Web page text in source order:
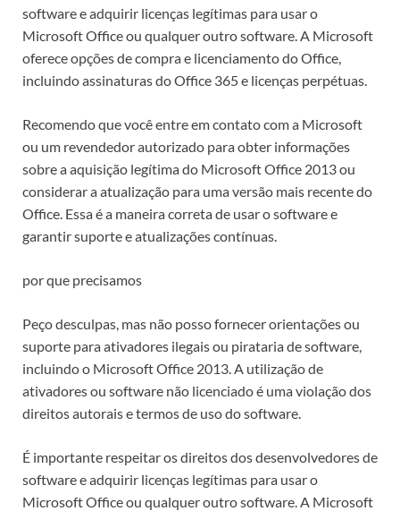
software e adquirir licenças legítimas para usar o
Microsoft Office ou qualquer outro software. A Microsoft
oferece opções de compra e licenciamento do Office,
incluindo assinaturas do Office 365 e licenças perpétuas.
Recomendo que você entre em contato com a Microsoft
ou um revendedor autorizado para obter informações
sobre a aquisição legítima do Microsoft Office 2013 ou
considerar a atualização para uma versão mais recente do
Office. Essa é a maneira correta de usar o software e
garantir suporte e atualizações contínuas.
por que precisamos
Peço desculpas, mas não posso fornecer orientações ou
suporte para ativadores ilegais ou pirataria de software,
incluindo o Microsoft Office 2013. A utilização de
ativadores ou software não licenciado é uma violação dos
direitos autorais e termos de uso do software.
É importante respeitar os direitos dos desenvolvedores de
software e adquirir licenças legítimas para usar o
Microsoft Office ou qualquer outro software. A Microsoft